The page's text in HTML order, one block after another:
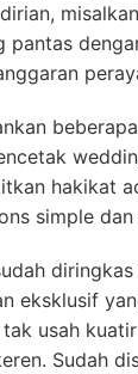
pantas
hakikat
simple dan
eksklusif
usah
Sudah